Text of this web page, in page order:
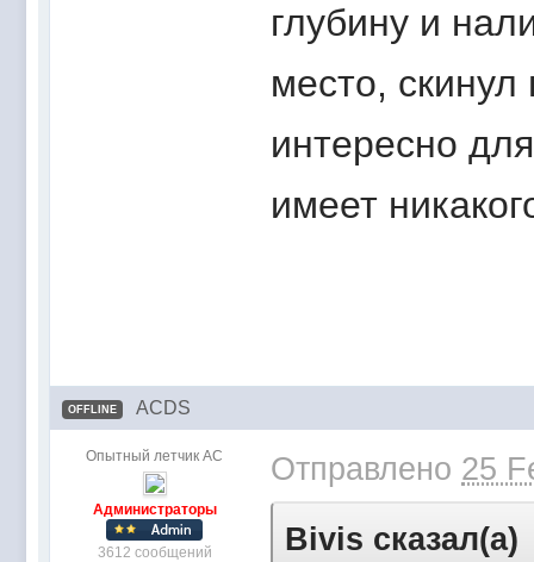
глубину и
место,
интересно
имеет
OFFLINE ACDS
Опытный летчик АС
Администраторы
3612 сообщений
Отправлено 25
Bivis сказал(а)